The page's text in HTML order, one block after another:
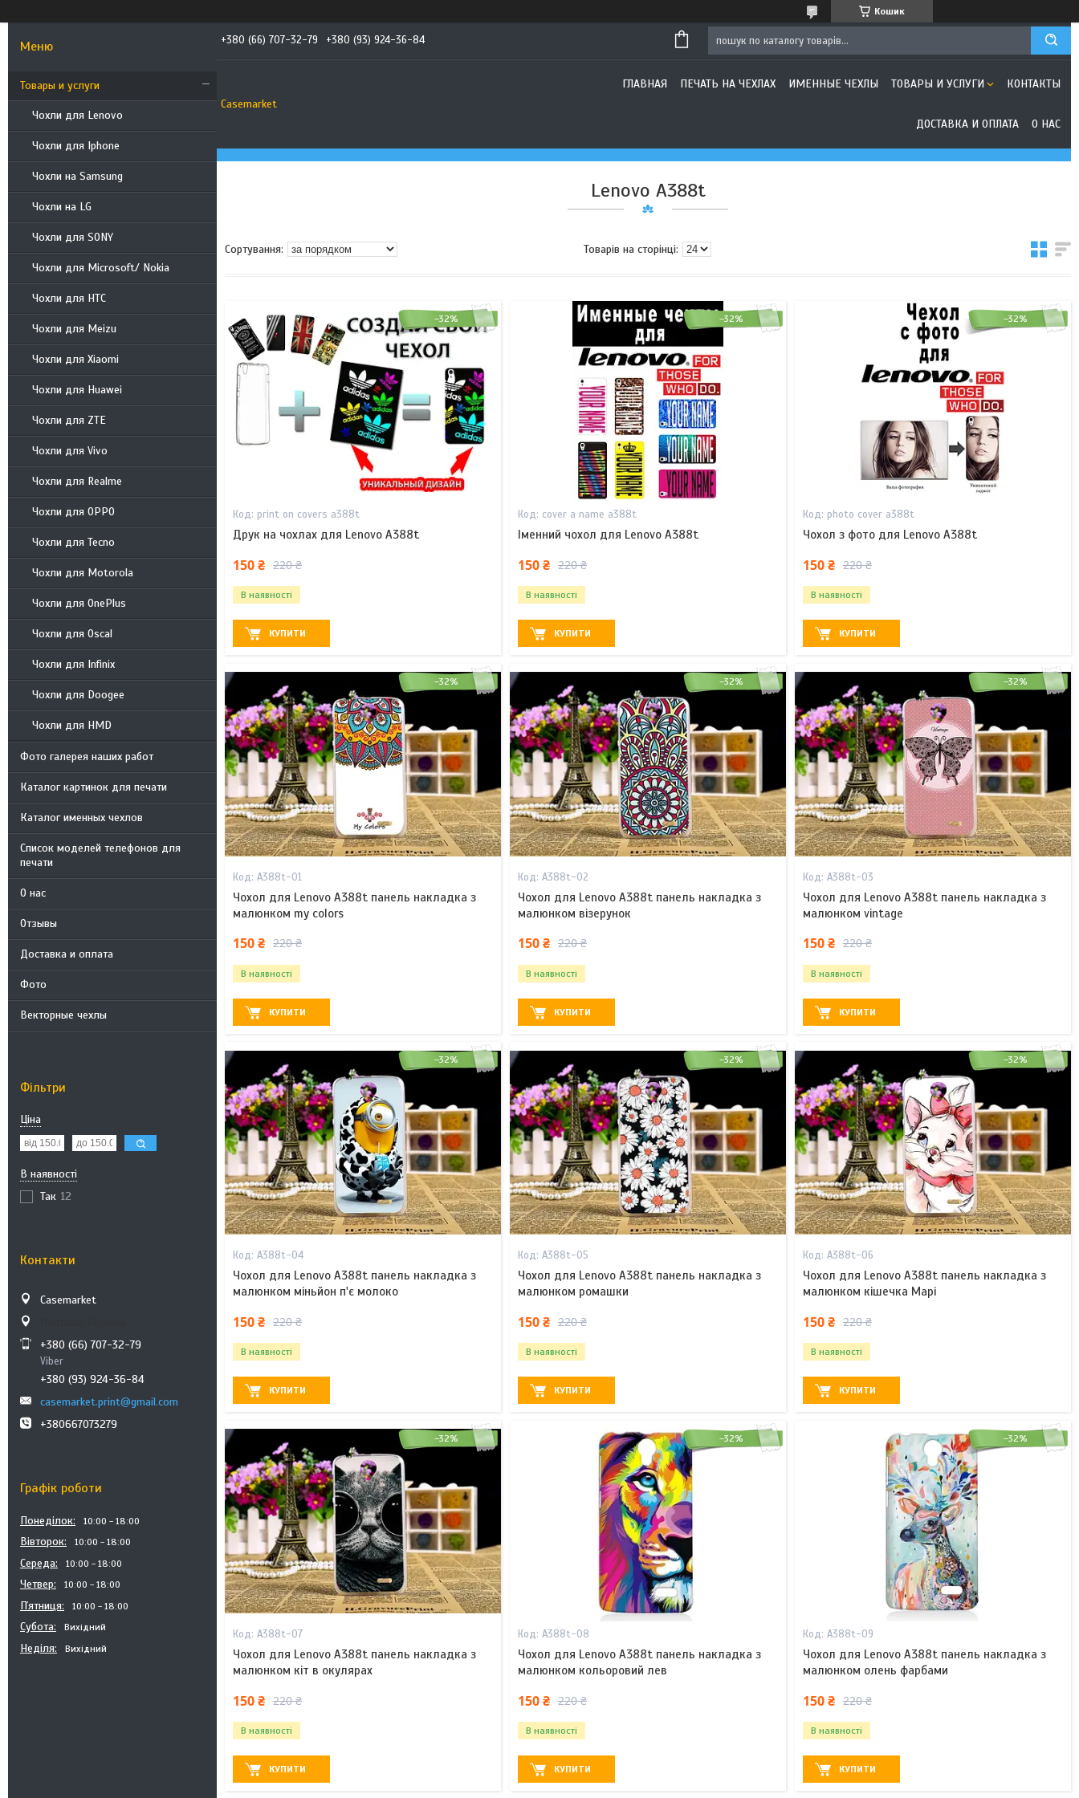
Кошик
Товары и услуги
Чохли для Lenovo
Чохли для Iphone
Чохли на Samsung
Чохли на LG
Чохли для SONY
Чохли для Microsoft/ Nokia
Чохли для HTC
Чохли для Meizu
Чохли для Xiaomi
Чохли для Huawei
Чохли для ZTE
Чохли для Vivo
Чохли для Realme
Чохли для OPPO
Чохли для Tecno
Чохли для Motorola
Чохли для OnePlus
Чохли для Oscal
Чохли для Infinix
Чохли для Doogee
Чохли для HMD
Фото галерея наших работ
Каталог картинок для печати
Каталог именных чехлов
Список моделей телефонов для
печати
О нас
Отзывы
Доставка и оплата
Фото
Векторные чехлы
Фільтри
Ціна
В наявності
Так 12
Контакти
Casemarket
+380 (66) 707-32-79
Viber
+380 (93) 924-36-84
casemarket.print@gmail.com
+380667073279
Графік роботи
Понеділок 10:00 18:00
Вівторок 10:00 18:00
Середа 10:00 18:00
Четвер 10:00 18:00
Пʼятниця 10:00 18:00
Субота Вихідний
Неділя Вихідний
+380 (66) 707-32-79 +380 (93) 924-36-84
Casemarket
ГЛАВНАЯ ПЕЧАТЬ НА ЧЕХЛАХ ИМЕННЫЕ ЧЕХЛЫ ТОВАРЫ И УСЛУГИ КОНТАКТЫ
ДОСТАВКА И ОПЛАТА О НАС
Lenovo A388t
–32%
print on covers a388t
Друк на чохлах для Lenovo A388t
150 ₴ 220 ₴
В наявності
КУПИТИ
–32%
cover a name a388t
Іменний чохол для Lenovo A388t
150 ₴ 220 ₴
В наявності
КУПИТИ
–32%
photo cover a388t
Чохол з фото для Lenovo A388t
150 ₴ 220 ₴
В наявності
КУПИТИ
–32%
A388t-01
Чохол для Lenovo A388t панель накладка з
малюнком my colors
150 ₴ 220 ₴
В наявності
КУПИТИ
–32%
A388t-02
Чохол для Lenovo A388t панель накладка з
малюнком візерунок
150 ₴ 220 ₴
В наявності
КУПИТИ
–32%
A388t-03
Чохол для Lenovo A388t панель накладка з
малюнком vintage
150 ₴ 220 ₴
В наявності
КУПИТИ
–32%
A388t-04
Чохол для Lenovo A388t панель накладка з
малюнком міньйон п'є молоко
150 ₴ 220 ₴
В наявності
КУПИТИ
–32%
A388t-05
Чохол для Lenovo A388t панель накладка з
малюнком ромашки
150 ₴ 220 ₴
В наявності
КУПИТИ
–32%
A388t-06
Чохол для Lenovo A388t панель накладка з
малюнком кішечка Марі
150 ₴ 220 ₴
В наявності
КУПИТИ
–32%
A388t-07
Чохол для Lenovo A388t панель накладка з
малюнком кіт в окулярах
150 ₴ 220 ₴
В наявності
КУПИТИ
–32%
A388t-08
Чохол для Lenovo A388t панель накладка з
малюнком кольоровий лев
150 ₴ 220 ₴
В наявності
КУПИТИ
–32%
A388t-09
Чохол для Lenovo A388t панель накладка з
малюнком олень фарбами
150 ₴ 220 ₴
В наявності
КУПИТИ